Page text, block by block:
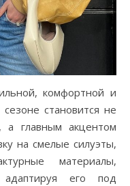
комфортной и
становится не
а главным акцентом
на смелые силуэты,
материалы,
его под